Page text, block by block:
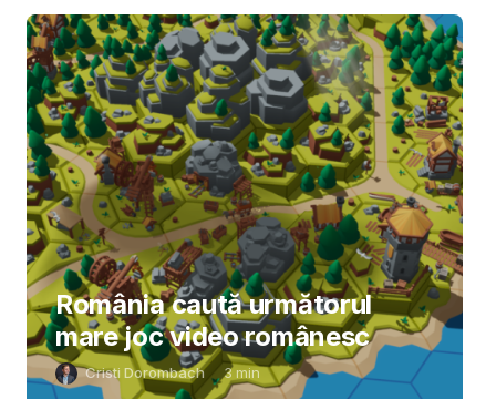
România caută următorul
mare joc video românesc
Cristi Dorombach 3min